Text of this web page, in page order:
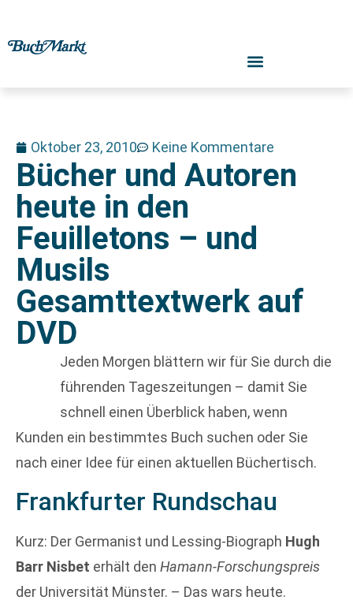
Oktober 23, 2010 Keine Kommentare
Bücher und Autoren
heute in den
Feuilletons – und
Musils
Gesamttextwerk auf
DVD
Jeden Morgen blättern wir für Sie durch die
führenden Tageszeitungen – damit Sie
schnell einen Überblick haben, wenn
Kunden ein bestimmtes Buch suchen oder Sie
nach einer Idee für einen aktuellen Büchertisch.
Frankfurter Rundschau
Kurz: Der Germanist und Lessing-Biograph Hugh
Barr Nisbet erhält den Hamann-Forschungspreis
der Universität Münster. – Das wars heute.